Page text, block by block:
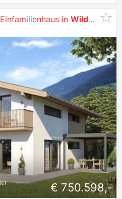
in Wildschönau
€ 750.598,-